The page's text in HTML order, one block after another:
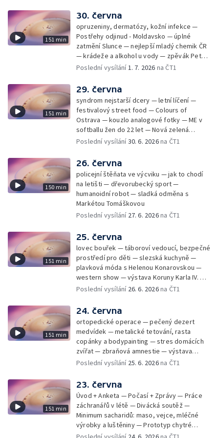
151 min
30. června
opruzeniny, dermatózy, kožní infekce —
Postřehy odjinud - Moldavsko — úplné
zatmění Slunce — nejlepší mladý chemik ČR
— krádeže a alkohol u vody — zpěvák Peter
Cmorik
Poslední vysílání1. 7. 2026 na ČT1
151 min
29. června
syndrom nejstarší dcery — letní líčení —
festivalový street food — Colours of
Ostrava — kouzlo analogové fotky — ME v
softballu žen do 22 let — Nová zelená
úsporám — Global Teacher Prize Czech
Poslední vysílání30. 6. 2026na ČT1
150 min
26. června
policejní štěňata ve výcviku — jak to chodí
na letišti — dřevorubecký sport —
humanoidní robot — sladká odměna s
Markétou Tomáškovou
Poslední vysílání 27. 6. 2026na ČT1
151 min
25. června
lovec bouřek — táboroví vedoucí, bezpečné
prostředí pro děti — slezská kuchyně —
plavková móda s Helenou Konarovskou —
western show — výstava Koruny Karla IV. —
mladý lezecký fenomén Josef Šindel
Poslední vysílání 26. 6. 2026na ČT1
151 min
24. června
ortopedické operace — pečený dezert
medvídek — metalické tetování, rasta
copánky a bodypainting — stres domácích
zvířat — zbraňová amnestie — výstava
mikrofotografií rostlin — fenomenální
Poslední vysílání 25. 6. 2026na ČT1
151 min
23. června
Úvod + Anketa — Počasí + Zprávy — Práce
záchranářů v létě — Divácká soutěž —
Minimum sacharidů: maso, vejce, mléčné
výrobky a luštěniny — Prototyp chytré
vložky do bot pro běžce — Anketa +